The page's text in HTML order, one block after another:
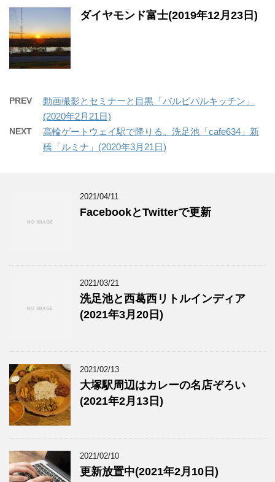
ダイヤモンド富士(2019年12月23日)
PREV
動画撮影とセミナーと目黒「バルピパルキッチン」
(2020年2月21日)
NEXT
高輪ゲートウェイ駅で降りる。洗足池「cafe634」新
橋「ルミナ」(2020年3月21日)
2021/04/11
FacebookとTwitterで更新
2021/03/21
洗足池と西葛西リトルインディア
(2021年3月20日)
2021/02/13
大塚駅周辺はカレーの名店ぞろい
(2021年2月13日)
2021/02/10
更新放置中(2021年2月10日)